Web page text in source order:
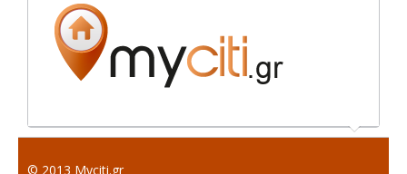
© 2013 Myciti.gr